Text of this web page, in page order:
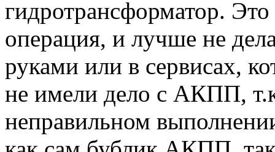
гидротрансформатор. Это
операция, и лучше не
руками или в сервисах,
не имели дело с АКПП,
неправильном